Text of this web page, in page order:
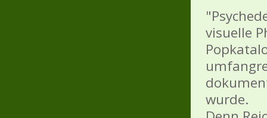
visuelle
wurde.